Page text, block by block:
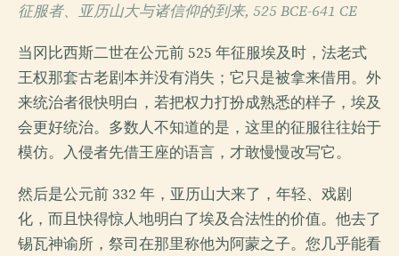
征服者、亚历山大与诸信仰的到来, 525 BCE-641 CE
当冈比西斯二世在公元前 525 年征服埃及时，法老式
王权那套古老剧本并没有消失；它只是被拿来借用。外
来统治者很快明白，若把权力打扮成熟悉的样子，埃及
会更好统治。多数人不知道的是，这里的征服往往始于
模仿。入侵者先借王座的语言，才敢慢慢改写它。
然后是公元前 332 年，亚历山大来了，年轻、戏剧
化，而且快得惊人地明白了埃及合法性的价值。他去了
锡瓦神谕所，祭司在那里称他为阿蒙之子。您几乎能看